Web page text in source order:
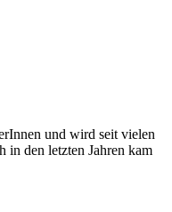
und wird seit vielen
in den letzten Jahren kam